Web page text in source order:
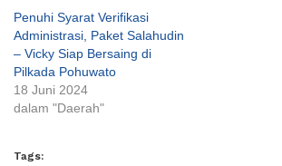
Penuhi Syarat Verifikasi
Administrasi, Paket Salahudin
– Vicky Siap Bersaing di
Pilkada Pohuwato
18 Juni 2024
dalam "Daerah"
Tags: